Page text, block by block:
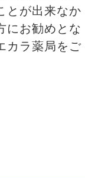
とが出来なか
にお勧めとな
カラ薬局をご